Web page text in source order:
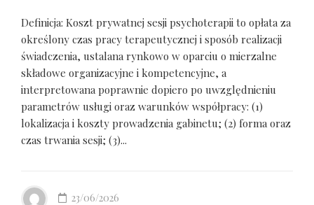
Definicja: Koszt prywatnej sesji psychoterapii to opłata za
określony czas pracy terapeutycznej i sposób realizacji
świadczenia, ustalana rynkowo w oparciu o mierzalne
składowe organizacyjne i kompetencyjne, a
interpretowana poprawnie dopiero po uwzględnieniu
parametrów usługi oraz warunków współpracy: (1)
lokalizacja i koszty prowadzenia gabinetu; (2) forma oraz
czas trwania sesji; (3)...
23/06/2026